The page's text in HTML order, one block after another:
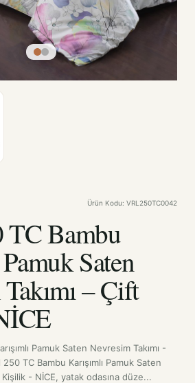
Ürün Kodu: VRL250TC0042
TC Bambu
Pamuk Saten
– Çift
Pamuk Saten Nevresim Takımı -
TC Bambu Karışımlı Pamuk Saten
Kişilik - NİCE, yatak odasına düze...